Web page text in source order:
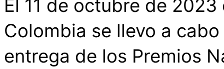
El 11 de octubre de
Colombia se llevo a
entrega de los Premios